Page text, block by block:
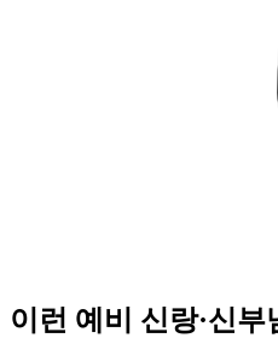
이런 예비 신랑·신